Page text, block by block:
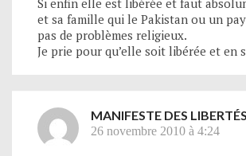
Si enfin elle est libérée et faut
et sa famille qui le Pakistan ou un
pas de problèmes religieux.
Je prie pour qu’elle soit libérée et en
MANIFESTE DES LIBERTÉS
26 novembre 2010 à 4:24